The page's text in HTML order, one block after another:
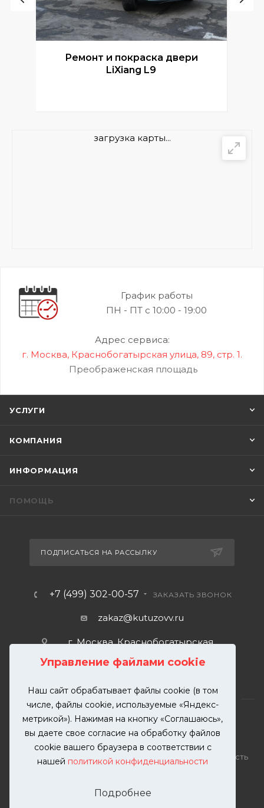
Управление файлами cookie
Наш сайт обрабатывает файлы cookie (в том
числе, файлы cookie, используемые «Яндекс-
метрикой»). Нажимая на кнопку «Соглашаюсь»,
вы даете свое согласие на обработку файлов
cookie вашего браузера в соответствии с
нашей политикой конфиденциальности
Подробнее
Ремонт и покраска двери
LiXiang L9
загрузка карты...
График работы
ПН - ПТ с 10:00 - 19:00
Адрес сервиса:
г. Москва, Краснобогатырская улица, 89, стр. 1.
Преображенская площадь
УСЛУГИ
КОМПАНИЯ
ИНФОРМАЦИЯ
ПОМОЩЬ
ПОДПИСАТЬСЯ НА РАССЫЛКУ
+7 (499) 302-00-57 ЗАКАЗАТЬ ЗВОНОК
zakaz@kutuzovv.ru
г. Москва, Краснобогатырская
2026 © KUTUZOVV | Кузовной ремонт и покраска
автомобилей. Вся информация на сайте – собственность
разрешения запрещена. Все права защищены.